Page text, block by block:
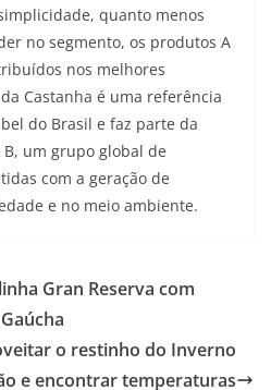
quanto menos
no segmento, os produtos A
nos melhores
Castanha é uma referência
do Brasil e faz parte da
um grupo global de
com a geração de
e no meio ambiente.
Gran Reserva com
o restinho do Inverno
e encontrar temperaturas